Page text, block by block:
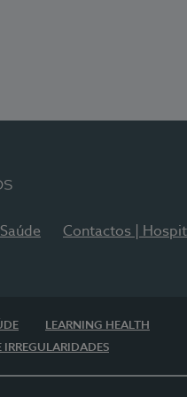
Contactos |
LEARNING HEALTH